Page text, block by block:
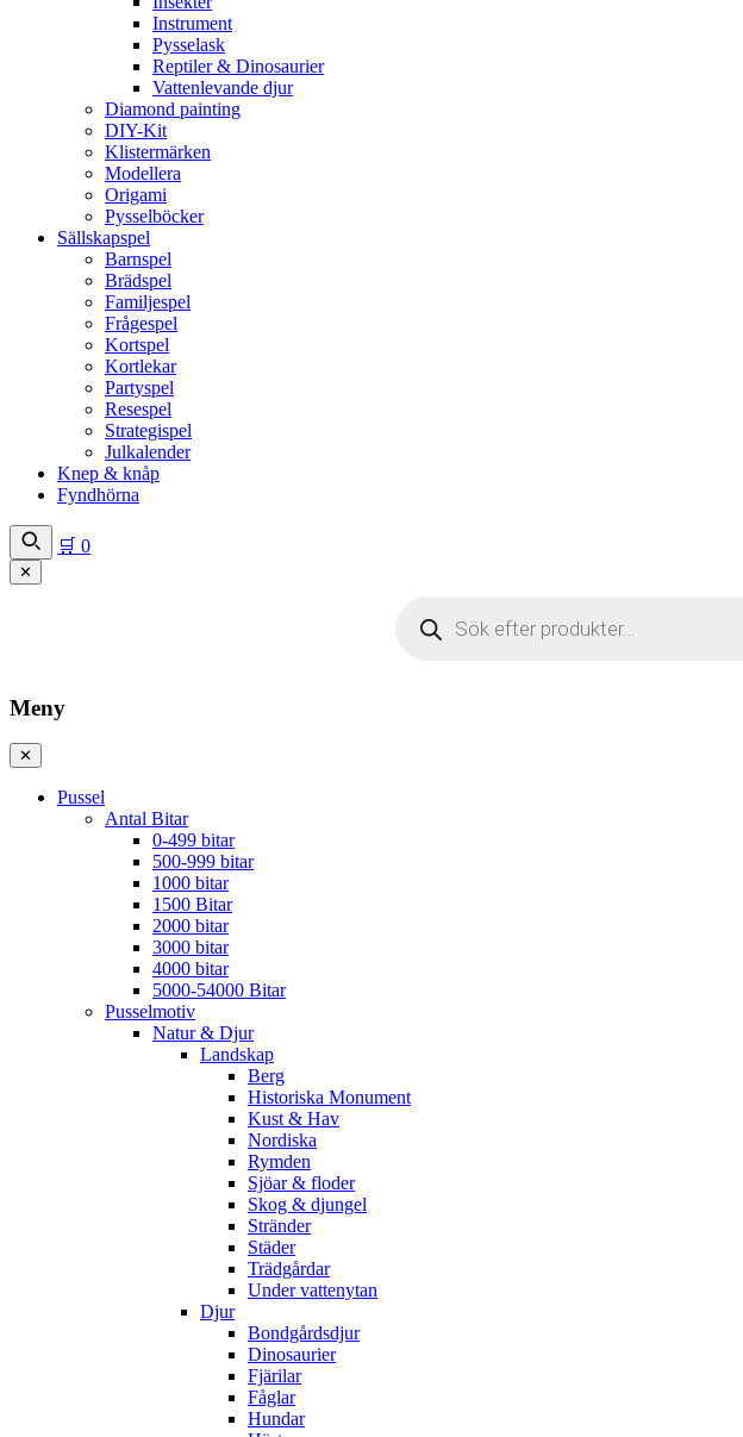
Instrument
Pysselask
Reptiler & Dinosaurier
Vattenlevande djur
Diamond painting
DIY-Kit
Klistermärken
Modellera
Origami
Pysselböcker
Sällskapspel
Barnspel
Brädspel
Familjespel
Frågespel
Kortspel
Kortlekar
Partyspel
Resespel
Strategispel
Julkalender
Knep & knåp
Fyndhörna
🛒 0
✕
Meny
✕
Pussel
Antal Bitar
0-499 bitar
500-999 bitar
1000 bitar
1500 Bitar
2000 bitar
3000 bitar
4000 bitar
5000-54000 Bitar
Pusselmotiv
Natur & Djur
Landskap
Berg
Historiska Monument
Kust & Hav
Nordiska
Rymden
Sjöar & floder
Skog & djungel
Stränder
Städer
Trädgårdar
Under vattenytan
Djur
Bondgårdsdjur
Dinosaurier
Fjärilar
Fåglar
Hundar